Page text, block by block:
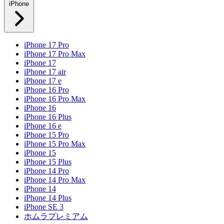
iPhone
iPhone 17 Pro
iPhone 17 Pro Max
iPhone 17
iPhone 17 air
iPhone 17 e
iPhone 16 Pro
iPhone 16 Pro Max
iPhone 16
iPhone 16 Plus
iPhone 16 e
iPhone 15 Pro
iPhone 15 Pro Max
iPhone 15
iPhone 15 Plus
iPhone 14 Pro
iPhone 14 Pro Max
iPhone 14
iPhone 14 Plus
iPhone SE 3
ホムラプレミアム